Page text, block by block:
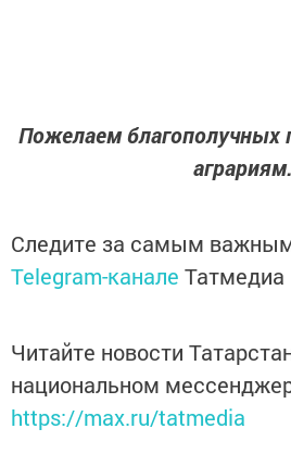
Пожелаем благополучных
аграриям.
Следите за самым
Telegram-канале Татмедиа
Читайте новости
национальном
https://max.ru/tatmedia